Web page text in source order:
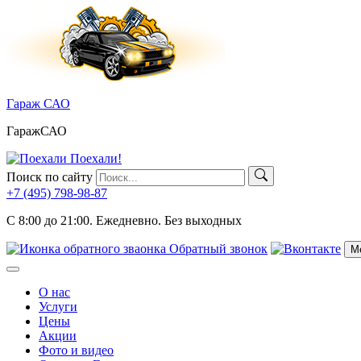
Гараж САО
ГаражСАО
Поехали!
Поиск по сайту
+7 (495) 798-98-87
C 8:00 до 21:00. Ежедневно. Без выходных
Обратный звонок
Меню
О нас
Услуги
Цены
Акции
Фото и видео